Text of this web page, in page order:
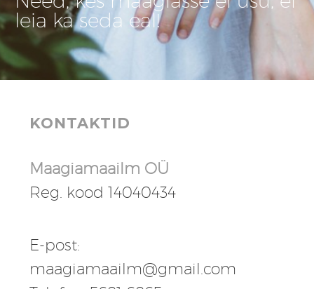
leia ka seda eal!
KONTAKTID
Maagiamaailm OÜ
Reg. kood 14040434
E-post:
maagiamaailm@gmail.com